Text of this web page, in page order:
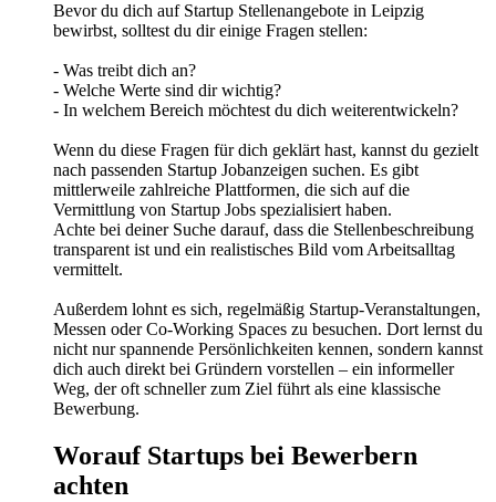
Bevor du dich auf Startup Stellenangebote in Leipzig
bewirbst, solltest du dir einige Fragen stellen:
- Was treibt dich an?
- Welche Werte sind dir wichtig?
- In welchem Bereich möchtest du dich weiterentwickeln?
Wenn du diese Fragen für dich geklärt hast, kannst du gezielt
nach passenden Startup Jobanzeigen suchen. Es gibt
mittlerweile zahlreiche Plattformen, die sich auf die
Vermittlung von Startup Jobs spezialisiert haben.
Achte bei deiner Suche darauf, dass die Stellenbeschreibung
transparent ist und ein realistisches Bild vom Arbeitsalltag
vermittelt.
Außerdem lohnt es sich, regelmäßig Startup-Veranstaltungen,
Messen oder Co-Working Spaces zu besuchen. Dort lernst du
nicht nur spannende Persönlichkeiten kennen, sondern kannst
dich auch direkt bei Gründern vorstellen – ein informeller
Weg, der oft schneller zum Ziel führt als eine klassische
Bewerbung.
Worauf Startups bei Bewerbern
achten